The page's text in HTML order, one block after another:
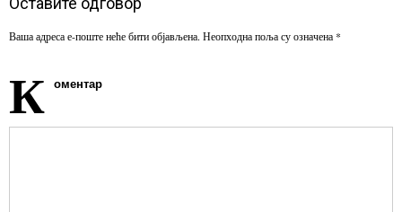
Ваша адреса е-поште неће бити објављена. Неопходна поља су означена *
К оментар